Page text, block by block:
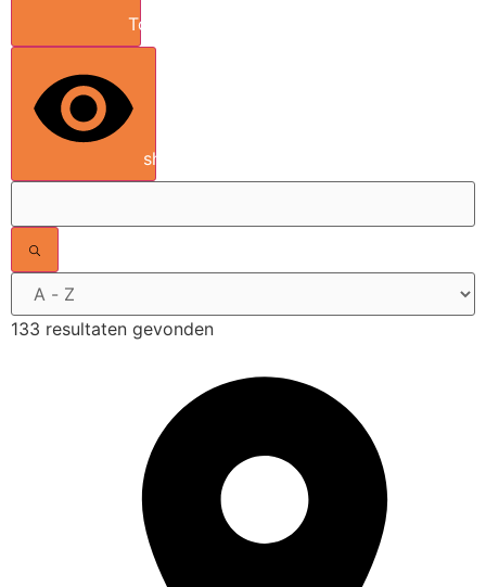
Toon meer
show results
133 resultaten gevonden